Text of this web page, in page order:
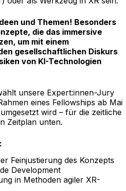
und Themen! Besonders
die das immersive
um mit einem
gesellschaftlichen Diskurs
von KI-Technologien
unsere Expert:innen-Jury
eines Fellowships ab Mai
wird – für die zeitliche
Zeitplan unten.
Feinjustierung des Konzepts
Development
in Methoden agiler XR-